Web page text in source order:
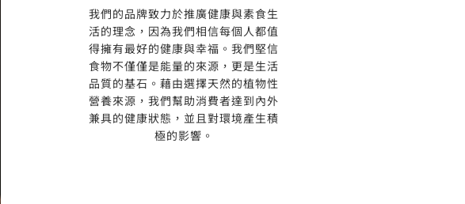
我們的品牌致力於推廣健康與素食生
活的理念，因為我們相信每個人都值
得擁有最好的健康與幸福。我們堅信
食物不僅僅是能量的來源，更是生活
品質的基石。藉由選擇天然的植物性
營養來源，我們幫助消費者達到內外
兼具的健康狀態，並且對環境產生積
極的影響。